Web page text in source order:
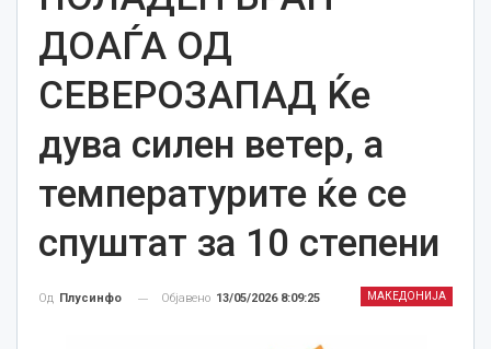
ДОАЃА ОД
СЕВЕРОЗАПАД Ќе
дува силен ветер, а
температурите ќе се
спуштат за 10 степени
МАКЕДОНИЈА
Од Плусинфо Објавено 13/05/2026 8:09:25